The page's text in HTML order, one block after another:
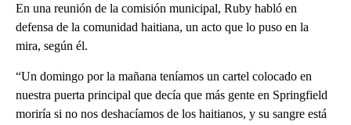
En una reunión de la comisión municipal, Ruby habló en
defensa de la comunidad haitiana, un acto que lo puso en la
mira, según él.
“Un domingo por la mañana teníamos un cartel colocado en
nuestra puerta principal que decía que más gente en Springfield
moriría si no nos deshacíamos de los haitianos, y su sangre está